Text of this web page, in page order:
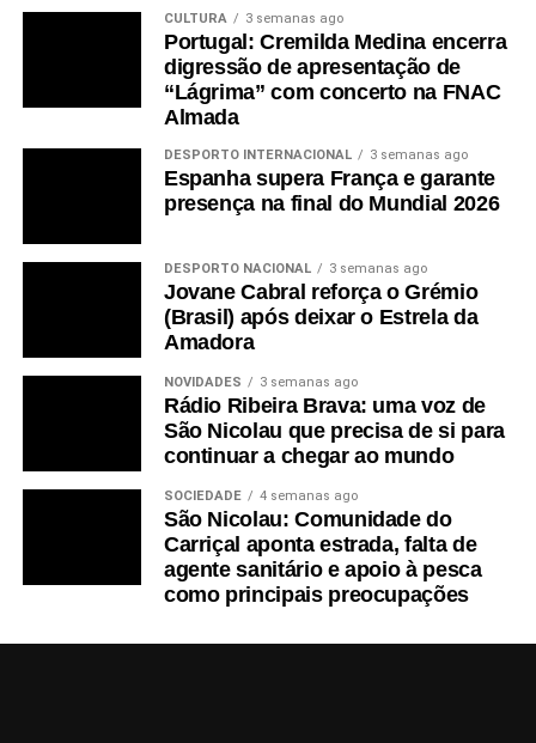
CULTURA 3 semanas ago
Portugal: Cremilda Medina encerra
digressão de apresentação de
“Lágrima” com concerto na FNAC
Almada
DESPORTO INTERNACIONAL 3 semanas ago
Espanha supera França e garante
presença na final do Mundial 2026
DESPORTO NACIONAL 3 semanas ago
Jovane Cabral reforça o Grémio
(Brasil) após deixar o Estrela da
Amadora
NOVIDADES 3 semanas ago
Rádio Ribeira Brava: uma voz de
São Nicolau que precisa de si para
continuar a chegar ao mundo
SOCIEDADE 4 semanas ago
São Nicolau: Comunidade do
Carriçal aponta estrada, falta de
agente sanitário e apoio à pesca
como principais preocupações